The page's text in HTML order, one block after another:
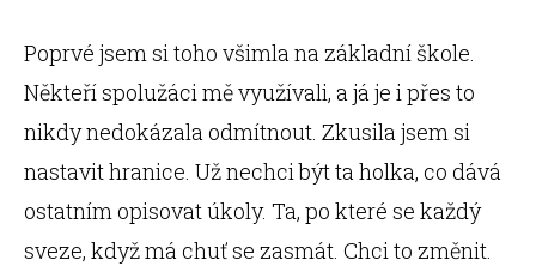
Poprvé jsem si toho všimla na základní škole.
Někteří spolužáci mě využívali, a já je i přes to
nikdy nedokázala odmítnout. Zkusila jsem si
nastavit hranice. Už nechci být ta holka, co dává
ostatním opisovat úkoly. Ta, po které se každý
sveze, když má chuť se zasmát. Chci to změnit.